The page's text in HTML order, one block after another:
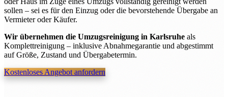
sollen – sei es für den Einzug oder die bevorstehende Übergabe an
Vermieter oder Käufer.
Wir übernehmen die Umzugsreinigung in Karlsruhe als
Komplettreinigung – inklusive Abnahmegarantie und abgestimmt
auf Größe, Zustand und Übergabetermin.
Kostenloses Angebot anfordern